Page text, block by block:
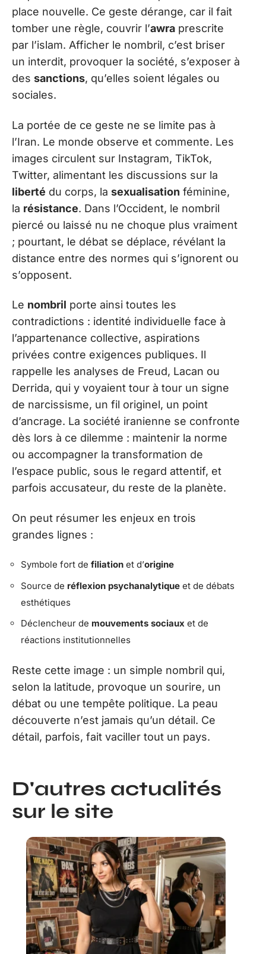
place nouvelle. Ce geste dérange, car il fait
tomber une règle, couvrir l’awra prescrite
par l’islam. Afficher le nombril, c’est briser
un interdit, provoquer la société, s’exposer à
des sanctions, qu’elles soient légales ou
sociales.
La portée de ce geste ne se limite pas à
l’Iran. Le monde observe et commente. Les
images circulent sur Instagram, TikTok,
Twitter, alimentant les discussions sur la
liberté du corps, la sexualisation féminine,
la résistance. Dans l’Occident, le nombril
piercé ou laissé nu ne choque plus vraiment
; pourtant, le débat se déplace, révélant la
distance entre des normes qui s’ignorent ou
s’opposent.
Le nombril porte ainsi toutes les
contradictions : identité individuelle face à
l’appartenance collective, aspirations
privées contre exigences publiques. Il
rappelle les analyses de Freud, Lacan ou
Derrida, qui y voyaient tour à tour un signe
de narcissisme, un fil originel, un point
d’ancrage. La société iranienne se confronte
dès lors à ce dilemme : maintenir la norme
ou accompagner la transformation de
l’espace public, sous le regard attentif, et
parfois accusateur, du reste de la planète.
On peut résumer les enjeux en trois
grandes lignes :
Symbole fort de filiation et d’origine
Source de réflexion psychanalytique et de débats
esthétiques
Déclencheur de mouvements sociaux et de
réactions institutionnelles
Reste cette image : un simple nombril qui,
selon la latitude, provoque un sourire, un
débat ou une tempête politique. La peau
découverte n’est jamais qu’un détail. Ce
détail, parfois, fait vaciller tout un pays.
D'autres actualités
sur le site